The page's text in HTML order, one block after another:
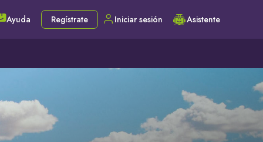
Ayuda Regístrate Iniciar sesión Asistente